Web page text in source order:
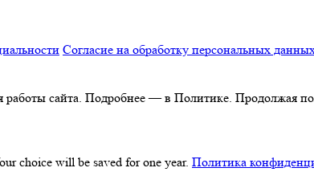
Согласие на обработку персональных
сайта. Подробнее — в Политике. Продолжая
choice will be saved for one year. Политика